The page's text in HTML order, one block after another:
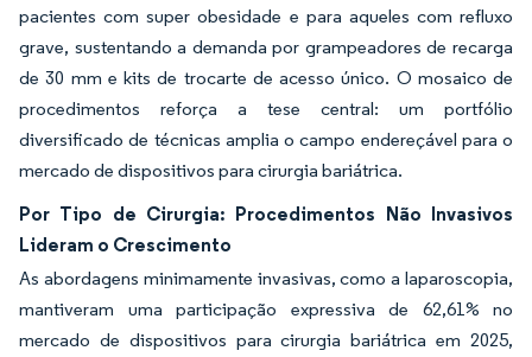
pacientes com super obesidade e para aqueles com refluxo
grave, sustentando a demanda por grampeadores de recarga
de 30 mm e kits de trocarte de acesso único. O mosaico de
procedimentos reforça a tese central: um portfólio
diversificado de técnicas amplia o campo endereçável para o
mercado de dispositivos para cirurgia bariátrica.
Por Tipo de Cirurgia: Procedimentos Não Invasivos
Lideram o Crescimento
As abordagens minimamente invasivas, como a laparoscopia,
mantiveram uma participação expressiva de 62,61% no
mercado de dispositivos para cirurgia bariátrica em 2025,